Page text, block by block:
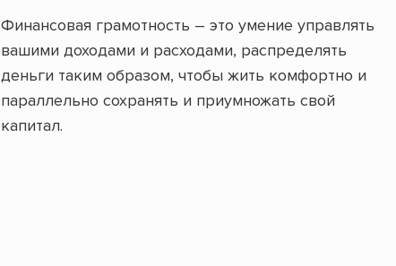
Финансовая грамотность – это умение управлять
вашими доходами и расходами, распределять
деньги таким образом, чтобы жить комфортно и
параллельно сохранять и приумножать свой
капитал.